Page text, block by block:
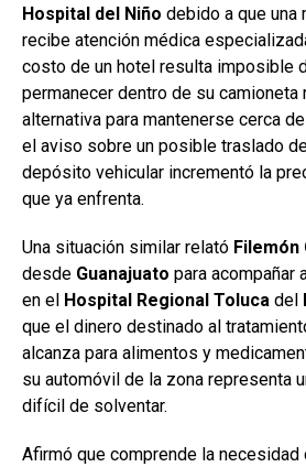
Hospital del Niño debido a que una
recibe atención médica
costo de un hotel resulta imposible
permanecer dentro de su camioneta
alternativa para mantenerse cerca
el aviso sobre un posible traslado
depósito vehicular incrementó la
que ya enfrenta.
Una situación similar relató Filemón
desde Guanajuato para acompañar
en el Hospital Regional Toluca del
que el dinero destinado al
alcanza para alimentos y
su automóvil de la zona representa
difícil de solventar.
Afirmó que comprende la necesidad